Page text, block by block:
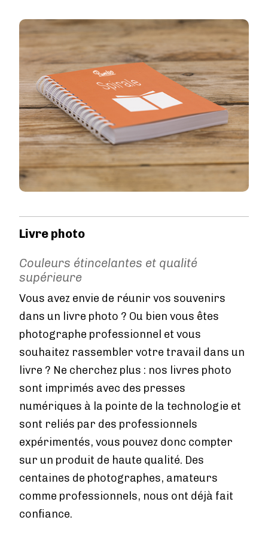
Image
Livre photo
Couleurs étincelantes et qualité
supérieure
Vous avez envie de réunir vos souvenirs
dans un livre photo ? Ou bien vous êtes
photographe professionnel et vous
souhaitez rassembler votre travail dans un
livre ? Ne cherchez plus : nos livres photo
sont imprimés avec des presses
numériques à la pointe de la technologie et
sont reliés par des professionnels
expérimentés, vous pouvez donc compter
sur un produit de haute qualité. Des
centaines de photographes, amateurs
comme professionnels, nous ont déjà fait
confiance.